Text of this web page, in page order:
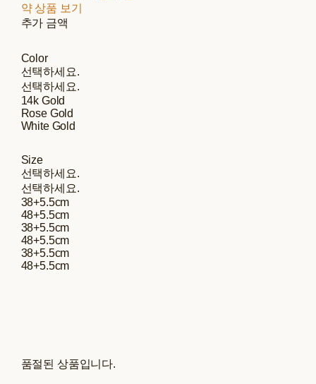
약 상품 보기
추가 금액
Color
선택하세요.
선택하세요.
14k Gold
Rose Gold
White Gold
Size
선택하세요.
선택하세요.
38+5.5cm
48+5.5cm
38+5.5cm
48+5.5cm
38+5.5cm
48+5.5cm
품절된 상품입니다.